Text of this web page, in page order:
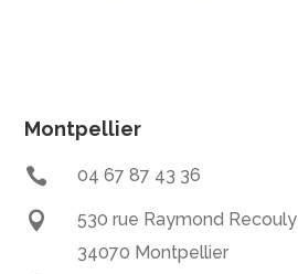
Montpellier
 04 67 87 43 36

530 rue Raymond Recouly
34070 Montpellier